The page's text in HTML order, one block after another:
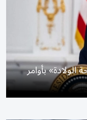
بأوامر